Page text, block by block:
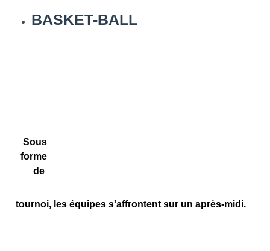
BASKET-BALL
Sous
forme
de
tournoi, les équipes s'affrontent sur un après-midi.